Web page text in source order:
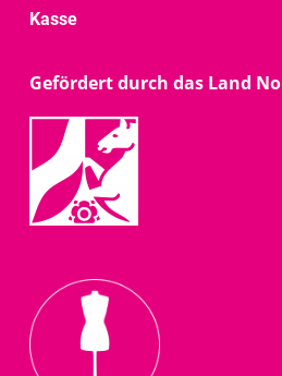
Kasse
Gefördert durch das Land